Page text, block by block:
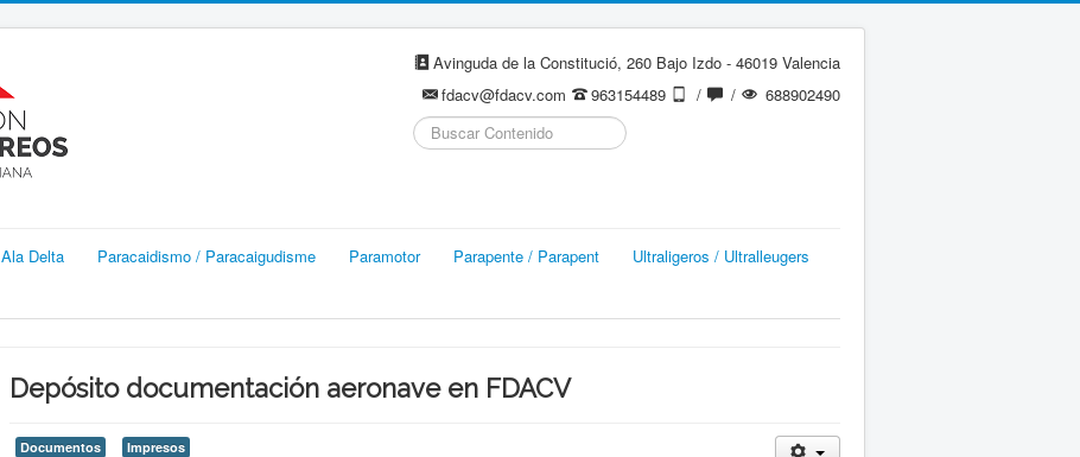
Avinguda de la Constitució, 260 Bajo Izdo - 46019 Valencia
fdacv@fdacv.com
963154489 / /
688902490
Buscar...
Ala Delta Paracaidismo / Paracaigudisme Paramotor Parapente / Parapent
Ultraligeros / Ultralleugers
Depósito documentación aeronave en FDACV
Documentos Impresos